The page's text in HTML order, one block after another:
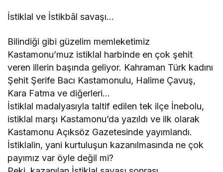
İstiklal ve İstikbâl savaşı…
Bilindiği gibi güzelim memleketimiz
Kastamonu’muz istiklal harbinde en çok şehit
veren illerin başında geliyor. Kahraman Türk kadını
Şehit Şerife Bacı Kastamonulu, Halime Çavuş,
Kara Fatma ve diğerleri…
İstiklal madalyasıyla taltif edilen tek ilçe İnebolu,
istiklal marşı Kastamonu’da yazıldı ve ilk olarak
Kastamonu Açıksöz Gazetesinde yayımlandı.
İstiklalin, yani kurtuluşun kazanılmasında ne çok
payımız var öyle değil mi?